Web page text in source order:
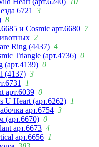
6721
3
8
и Cosmic арт.6680 7
2
Ring (4437) 4
Triangle (арт.4736) 0
(арт.4139) 0
(4137) 3
1
арт.6039 0
U Heart (арт.6262) 1
арт.6754 3
(арт.6670) 0
арт.6673 4
арт.6656 1